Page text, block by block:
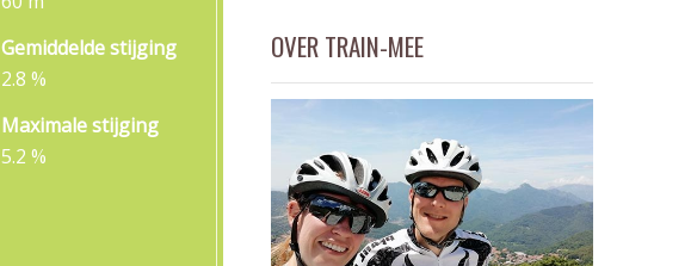
Gemiddelde stijging
2.8 %
Maximale stijging
5.2 %
OVER TRAIN-MEE